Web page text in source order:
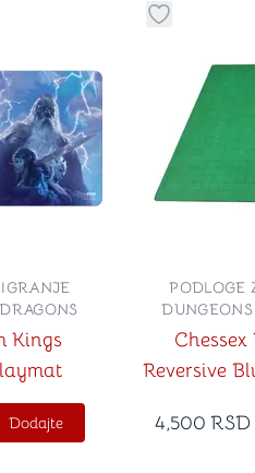
stvari u kategoriju omiljeno
Kings
Dodajte
Dugme za
Reversive
Squares
PODLOGE
4,500 RSD